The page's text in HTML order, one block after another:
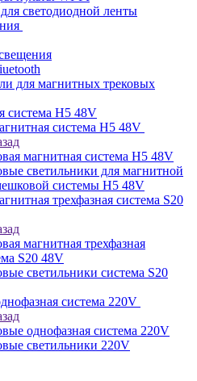
светодиодной ленты
для магнитных трековых
система H5 48V
система H5 48V
магнитная система H5 48V
светильники для магнитной
системы H5 48V
трехфазная система S20
магнитная трехфазная
S20 48V
светильники система S20
система 220V
однофазная система 220V
светильники 220V